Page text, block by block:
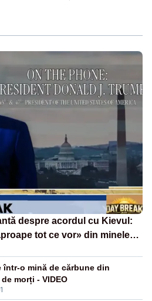
despre acordul cu Kievul:
tot ce vor» din minele
într-o mină de cărbune din
morți - VIDEO